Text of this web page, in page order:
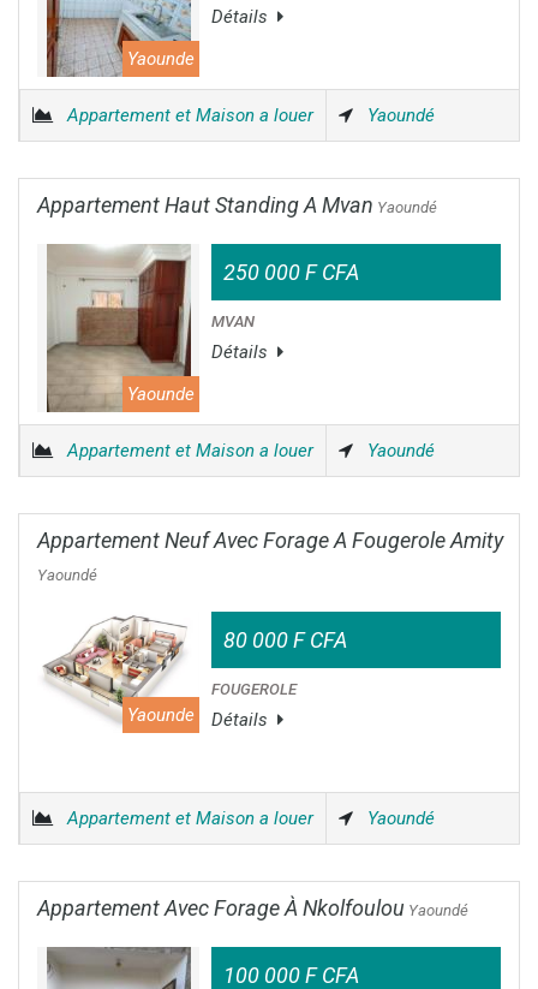
Yaounde
Détails
Appartement et Maison a louer Yaoundé
Appartement Haut Standing A Mvan Yaoundé
Yaounde
250 000 F CFA
MVAN
Détails
Appartement et Maison a louer Yaoundé
Appartement Neuf Avec Forage A Fougerole Amity
Yaoundé
Yaounde
80 000 F CFA
FOUGEROLE
Détails
Appartement et Maison a louer Yaoundé
Appartement Avec Forage À Nkolfoulou Yaoundé
100 000 F CFA